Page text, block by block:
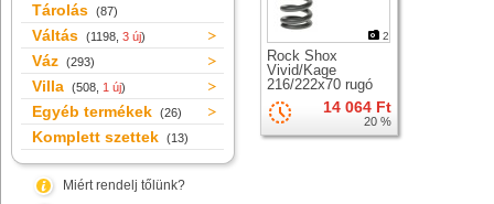
Tárolás (87)
Váltás (1198, 3 új)
Váz (293)
Villa (508, 1 új)
Egyéb termékek (26)
Komplett szettek (13)
Miért rendelj tőlünk?
2
Rock Shox
Vivid/Kage
216/222x70 rugó
hátsó rugóstaghoz
14 064 Ft
20 %